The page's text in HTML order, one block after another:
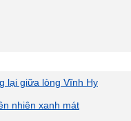
lại giữa lòng Vĩnh Hy
nhiên xanh mát